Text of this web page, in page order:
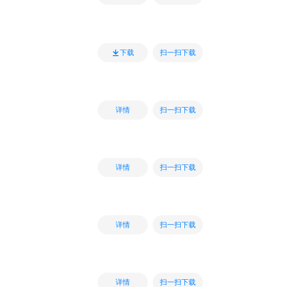
下载 扫一扫下载
详情 扫一扫下载
详情 扫一扫下载
详情 扫一扫下载
详情 扫一扫下载